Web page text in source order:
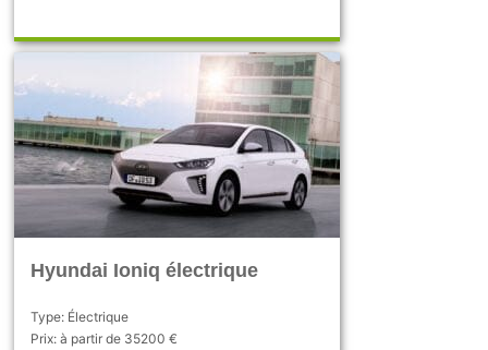
Hyundai Ioniq électrique
Type: Électrique
Prix: à partir de 35200 €